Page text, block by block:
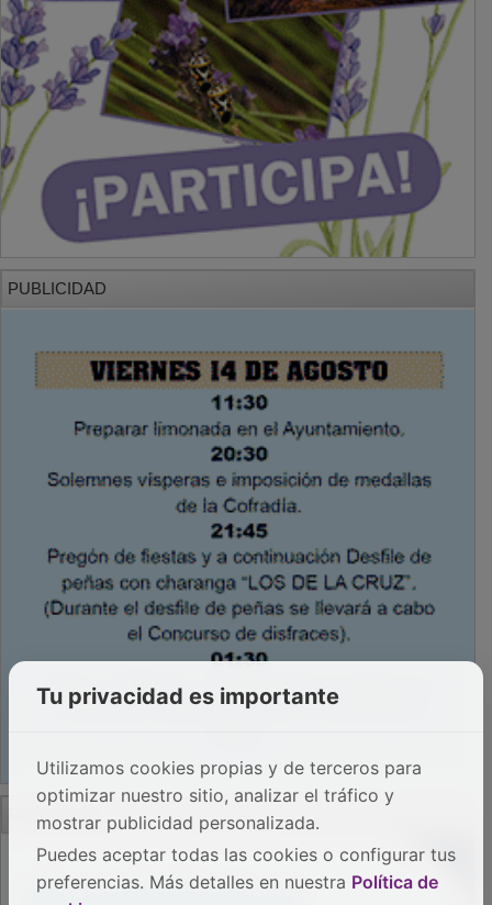
PUBLICIDAD
PUBLICIDAD
Tu privacidad es importante
Utilizamos cookies propias y de terceros para
optimizar nuestro sitio, analizar el tráfico y
mostrar publicidad personalizada.
Puedes aceptar todas las cookies o configurar tus
preferencias. Más detalles en nuestra Política de